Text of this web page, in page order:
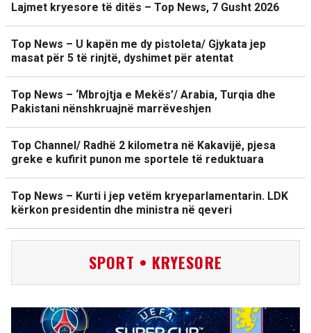
Lajmet kryesore të ditës – Top News, 7 Gusht 2026
Top News – U kapën me dy pistoleta/ Gjykata jep
masat për 5 të rinjtë, dyshimet për atentat
Top News – ‘Mbrojtja e Mekës’/ Arabia, Turqia dhe
Pakistani nënshkruajnë marrëveshjen
Top Channel/ Radhë 2 kilometra në Kakavijë, pjesa
greke e kufirit punon me sportele të reduktuara
Top News – Kurti i jep vetëm kryeparlamentarin. LDK
kërkon presidentin dhe ministra në qeveri
SPORT • KRYESORE